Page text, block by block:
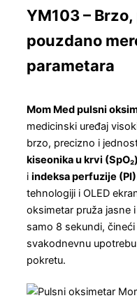
YM103 –
pouzdano
parametara
Mom Med pulsni
medicinski uređaj
brzo, precizno i
kiseonika u krvi (SpO₂)
i indeksa perfuzije (PI)
tehnologiji i OLED
oksimetar pruža jasne
samo 8 sekundi,
svakodnevnu
pokretu.